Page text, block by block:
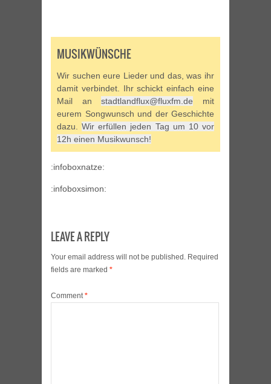
MUSIKWÜNSCHE
Wir suchen eure Lieder und das, was ihr
damit verbindet. Ihr schickt einfach eine
Mail anstadtlandflux@fluxfm.de mit
eurem Songwunsch und der Geschichte
dazu.Wir erfüllen jeden Tag um 10 vor
12h einen Musikwunsch!
:infoboxnatze:
:infoboxsimon:
LEAVE A REPLY
Your email address will not be published. Required
fields are marked *
Comment*